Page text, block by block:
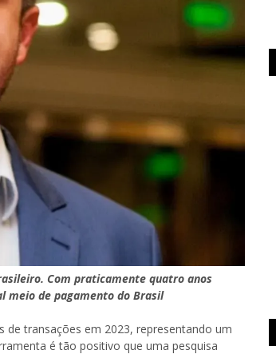
Com praticamente quatro anos
meio de pagamento do Brasil
transações em 2023, representando um
é tão positivo que uma pesquisa